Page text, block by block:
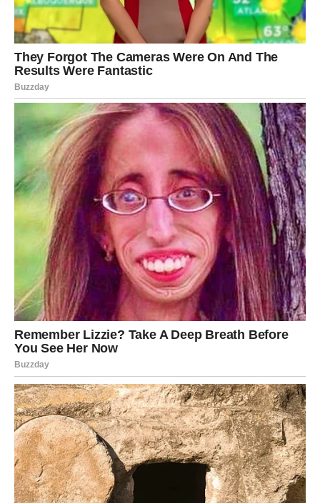
Originalne ideje dolaze do izražaja. Moguće je da ćete
predložiti nešto što drugi nisu ni razmatrali.
U ljubavi – potreba za slobodom može izazvati manju
napetost u vezi. Ako ste sami, privlači vas neko drugačiji.
Mentalna energija jaka – ali pazite na iscrpljenost.
RIBE
Dan donosi emotivnu dubinu. Možete se suočiti sa nečim
što ste dugo potiskivali. Na poslu – kreativnost vam
pomaže da rešite problem.
U ljubavi – nežnost i bliskost dominiraju. Ako ste sami,
moguć je susret koji deluje sudbinski.
Slušajte intuiciju – danas vas vodi pravim putem.